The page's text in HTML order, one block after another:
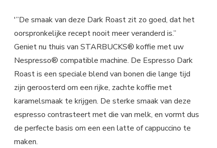
'”De smaak van deze Dark Roast zit zo goed, dat het
oorspronkelijke recept nooit meer veranderd is.”
Geniet nu thuis van STARBUCKS® koffie met uw
Nespresso® compatible machine. De Espresso Dark
Roast is een speciale blend van bonen die lange tijd
zijn geroosterd om een rijke, zachte koffie met
karamelsmaak te krijgen. De sterke smaak van deze
espresso contrasteert met die van melk, en vormt dus
de perfecte basis om een een latte of cappuccino te
maken.